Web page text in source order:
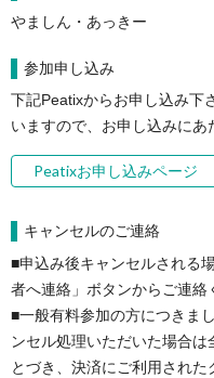
やましん・あっきー
参加申し込み
下記Peatixからお申し込み下
いますので、お申し込みにあ
Peatixお申し込みページ
キャンセルのご連絡
■申込み後キャンセルされる
者へ連絡」ボタンからご連絡
■一般有料参加の方につきま
ンセル処理いただいた場合
とづき、決済にご利用され